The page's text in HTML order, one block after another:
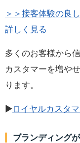
＞＞接客体験の良
詳しく見る
多くのお客様から
カスタマーを増や
ります。
▶ロイヤルカスタ
ブランディング